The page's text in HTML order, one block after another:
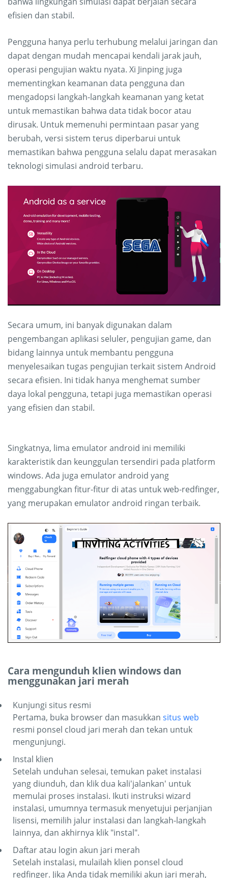
efisien dan stabil.
Pengguna hanya perlu terhubung melalui jaringan dan
dapat dengan mudah mencapai kendali jarak jauh,
operasi pengujian waktu nyata. Xi Jinping juga
mementingkan keamanan data pengguna dan
mengadopsi langkah-langkah keamanan yang ketat
untuk memastikan bahwa data tidak bocor atau
dirusak. Untuk memenuhi permintaan pasar yang
berubah, versi sistem terus diperbarui untuk
memastikan bahwa pengguna selalu dapat merasakan
teknologi simulasi android terbaru.
Secara umum, ini banyak digunakan dalam
pengembangan aplikasi seluler, pengujian game, dan
bidang lainnya untuk membantu pengguna
menyelesaikan tugas pengujian terkait sistem Android
secara efisien. Ini tidak hanya menghemat sumber
daya lokal pengguna, tetapi juga memastikan operasi
yang efisien dan stabil.
Singkatnya, lima emulator android ini memiliki
karakteristik dan keunggulan tersendiri pada platform
windows. Ada juga emulator android yang
menggabungkan fitur-fitur di atas untuk web-redfinger,
yang merupakan emulator android ringan terbaik.
Cara mengunduh klien windows dan
menggunakan jari merah
Kunjungi situs resmi
Pertama, buka browser dan masukkan situs web
resmi ponsel cloud jari merah dan tekan untuk
mengunjungi.
Instal klien
Setelah unduhan selesai, temukan paket instalasi
yang diunduh, dan klik dua kali'jalankan' untuk
memulai proses instalasi. Ikuti instruksi wizard
instalasi, umumnya termasuk menyetujui perjanjian
lisensi, memilih jalur instalasi dan langkah-langkah
lainnya, dan akhirnya klik "instal".
Daftar atau login akun jari merah
Setelah instalasi, mulailah klien ponsel cloud
redfinger. Jika Anda tidak memiliki akun jari merah,